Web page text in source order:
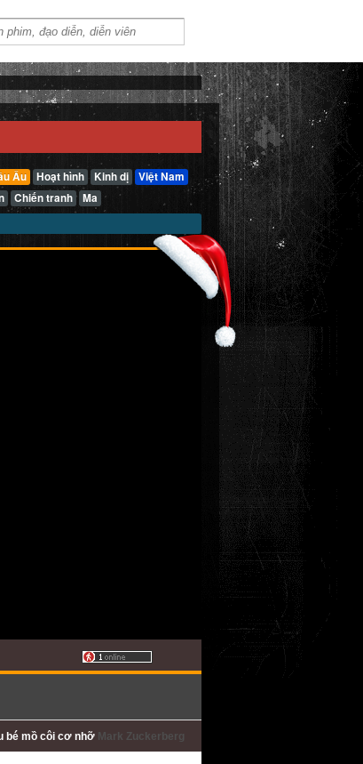
Âu Hoạt hình Kinh dị
Việt Nam
Chiến tranh Ma
bé mồ côi cơ nhỡ Mark Zuckerberg